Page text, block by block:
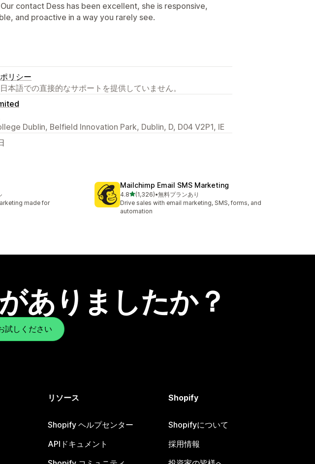
contact Dess has been excellent, she is responsive,
and proactive in a way you rarely see.
リシー
本語での直接的なサポートを提供していません。
Dublin, Belfield Innovation Park, Dublin, D, D04 V2P1, IE
made for
Mailchimp Email SMS Marketing
4.85つ星中
(1,326)
合計レビュー数：1326件
•無料プランあり
Drive sales with email marketing, SMS, forms, and
automation
ありましたか？
試しください
リソース
Shopify ヘルプセンター
APIドキュメント
Shopify
Shopifyについて
採用情報